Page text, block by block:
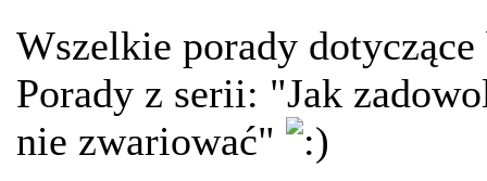
Wszelkie porady
Porady z serii: "Jak
nie zwariować"